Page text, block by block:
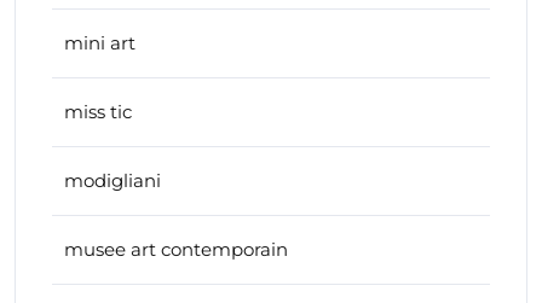
mini art
miss tic
modigliani
musee art contemporain